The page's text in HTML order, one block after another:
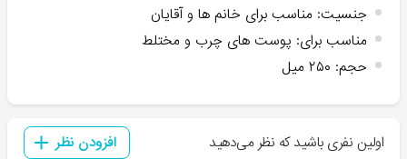
جنسیت: مناسب برای خانم ها و آقایان
مناسب برای: پوست های چرب و مختلط
حجم: ۲۵۰ میل
اولین نفری باشید که نظر می‌دهید افزودن نظر